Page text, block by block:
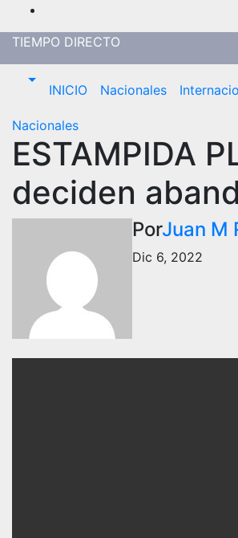
Saltar
al
contenido
TIEMPO DIRECTO
INICIO Nacionales
Nacionales
ESTAMPIDA
deciden
PorJuan M
Dic 6, 2022